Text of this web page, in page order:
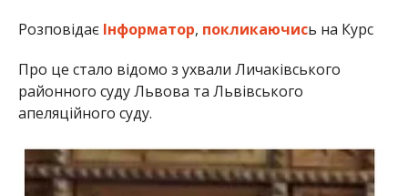
Розповідає Інформатор, покликаючись на Курс
Про це стало відомо з ухвали Личаківського
районного суду Львова та Львівського
апеляційного суду.